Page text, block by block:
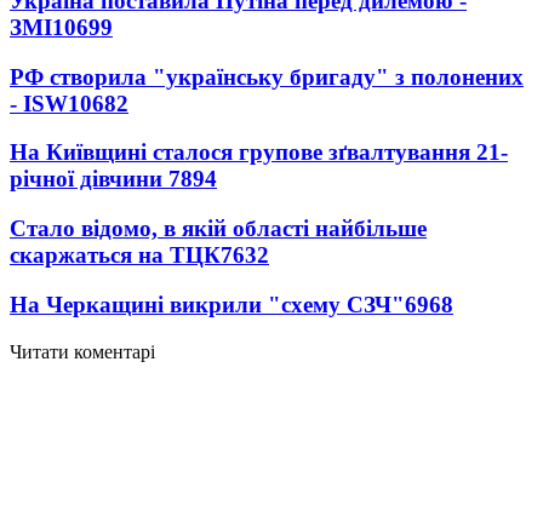
ЗМІ10699
РФ створила "українську бригаду" з полонених
- ISW10682
На Київщині сталося групове зґвалтування 21-
річної дівчини 7894
Стало відомо, в якій області найбільше
скаржаться на ТЦК7632
На Черкащині викрили "схему СЗЧ"6968
Читати коментарі